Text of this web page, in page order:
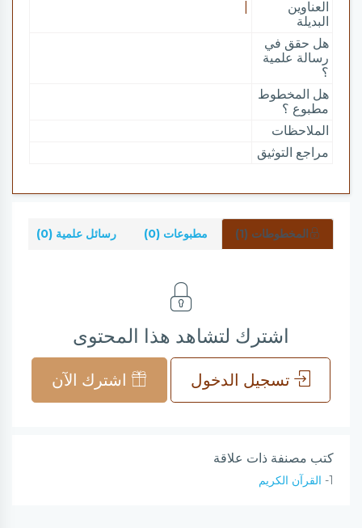
العناوين
البديلة
هل حقق في
رسالة علمية
؟
هل المخطوط
مطبوع ؟
الملاحظات
مراجع التوثيق
المخطوطات (1) مطبوعات (0) رسائل علمية (0)
اشترك لتشاهد هذا المحتوى
تسجيل الدخول اشترك الآن
كتب مصنفة ذات علاقة
1- القرآن الكريم